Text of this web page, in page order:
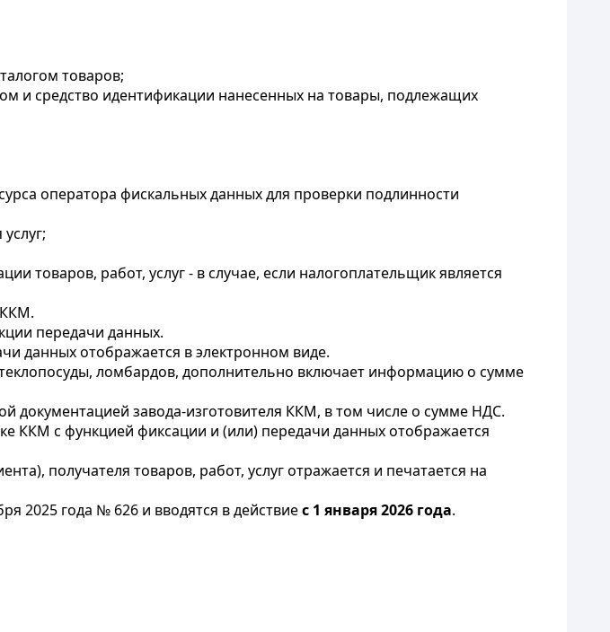
товаров;
и средство идентификации нанесенных на товары, подлежащих
оператора фискальных данных для проверки подлинности
товаров, работ, услуг - в случае, если налогоплательщик является
передачи данных.
данных отображается в электронном виде.
ломбардов, дополнительно включает информацию о сумме
документацией завода-изготовителя ККМ, в том числе о сумме НДС.
ККМ с функцией фиксации и (или) передачи данных отображается
получателя товаров, работ, услуг отражается и печатается на
2025 года № 626 и вводятся в действиес 1 января 2026 года.